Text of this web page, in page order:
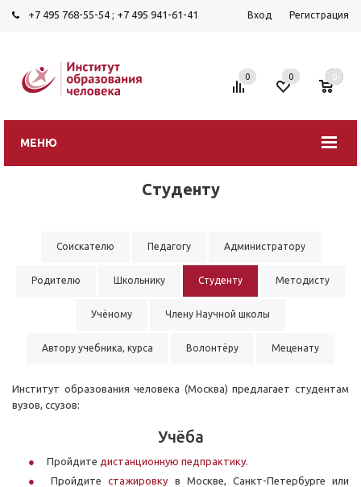
+7 495 768-55-54 ; +7 495 941-61-41 Вход Регистрация
МЕНЮ
0 0 0
Студенту
Соискателю Педагогу Администратору
Родителю Школьнику Студенту Методисту
Учёному Члену Научной школы
Автору учебника, курса Волонтёру Меценату
Институт образования человека (Москва) предлагает студентам
вузов, ссузов:
Учёба
Пройдите дистанционную педпрактику.
Пройдитестажировку в Москве, Санкт-Петербурге или